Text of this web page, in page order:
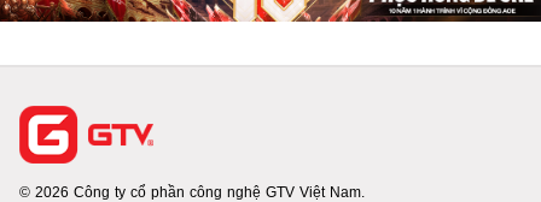
© 2026 Công ty cổ phần công nghệ GTV Việt Nam.